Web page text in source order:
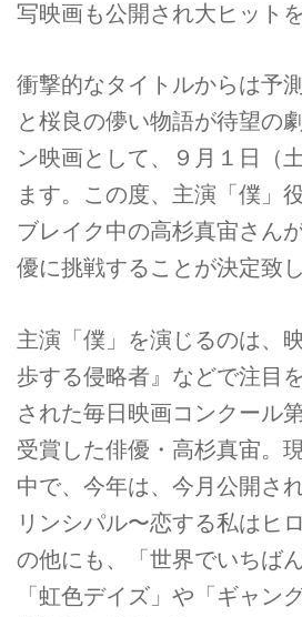
写映画も公開され大ヒットを
衝撃的なタイトルからは予
と桜良の儚い物語が待望の
ン映画として、９月１日（
ます。この度、主演「僕」
ブレイク中の高杉真宙さん
優に挑戦することが決定致
主演「僕」を演じるのは、
歩する侵略者』などで注目
された毎日映画コンクール
受賞した俳優・高杉真宙。
中で、今年は、今月公開さ
リンシパル〜恋する私はヒ
の他にも、「世界でいちば
「虹色デイズ」や「ギャン